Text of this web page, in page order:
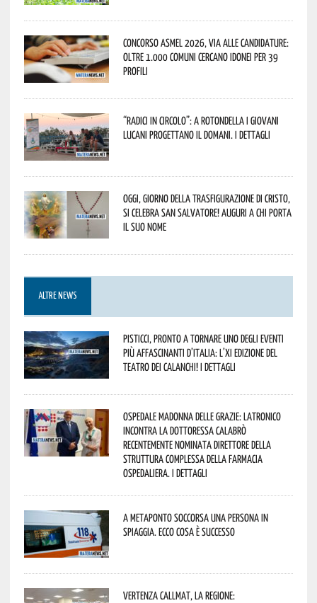
Concorso Asmel 2026, via alle candidature:
oltre 1.000 Comuni cercano idonei per 39
profili
“Radici in Circolo”: a Rotondella i giovani
lucani progettano il domani. I dettagli
Oggi, giorno della Trasfigurazione di Cristo,
si celebra San Salvatore! Auguri a chi porta
il suo nome
ALTRE NEWS
Pisticci, pronto a tornare uno degli eventi
più affascinanti d’Italia: l’XI edizione del
Teatro dei Calanchi! I dettagli
Ospedale Madonna delle Grazie: Latronico
incontra la dottoressa Calabrò
recentemente nominata Direttore della
Struttura Complessa della Farmacia
Ospedaliera. I dettagli
A Metaponto soccorsa una persona in
spiaggia. Ecco cosa è successo
Vertenza CallMat, la Regione: